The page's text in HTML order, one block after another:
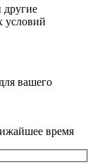
другие
условий
вашего
время